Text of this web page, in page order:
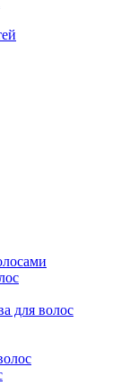
для волос